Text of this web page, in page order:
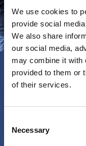
We use cookies to
provide social
We also share
our social media,
may combine it with
provided to them or
of their services.
Selection
Necessary
PNO Innovation
impatto concreto.